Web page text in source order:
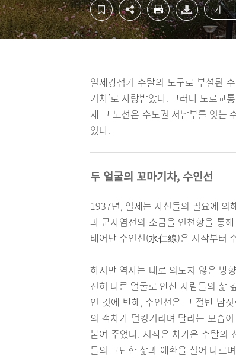
가
일제강점기 수탈의 도구로 부설된
기차’로 사랑받았다. 그러나 도로교
재 그 노선은 수도권 서남부를 잇는
있다.
두 얼굴의 꼬마기차, 수인선
1937년, 일제는 자신들의 필요에 의
과 군자염전의 소금을 인천항을 통
태어난 수인선(水仁線)은 시작부터
하지만 역사는 때로 의도치 않은 방
전혀 다른 얼굴로 안산 사람들의 삶
인 것에 반해, 수인선은 그 절반 남
의 객차가 덜컹거리며 달리는 모습
붙여 주었다. 시작은 차가운 수탈의
들의 고단한 삶과 애환을 실어 나르